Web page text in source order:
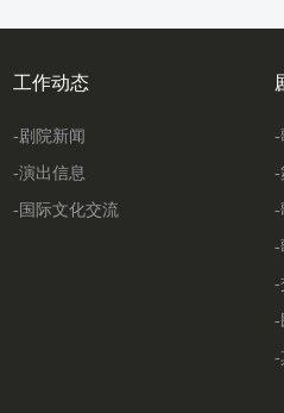
工作动态
-剧院新闻
-演出信息
-国际文化交流
-
-
-
-
-
-
-